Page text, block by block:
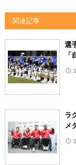
関連記事
選
「
ラ
メ